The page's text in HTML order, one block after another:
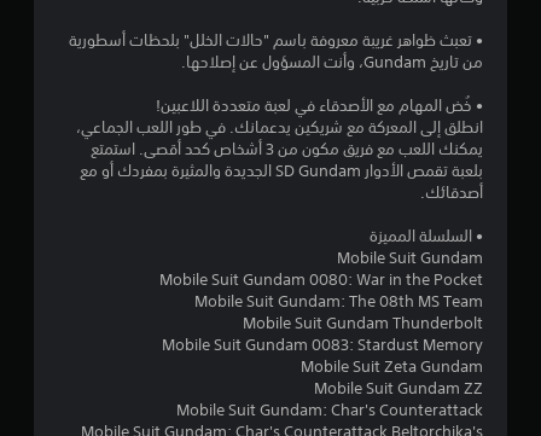
ن
ن
ج
• تعبث ظواهر غريبة معروفة باسم "حالات الخلل" بلحظات أسطورية
من تاريخ Gundam، وأنت المسؤول عن إصلاحها.
• خُض المهام مع الأصدقاء في لعبة متعددة اللاعبين!
انطلق إلى المعركة مع شريكين يدعمانك. في طور اللعب الجماعي،
يمكنك اللعب مع فريق مكون من 3 أشخاص كحد أقصى. استمتع
بلعبة تقمص الأدوار SD Gundam الجديدة والمثيرة بمفردك أو مع
أصدقائك.
• السلسلة المميزة
Mobile Suit Gundam
Mobile Suit Gundam 0080: War in the Pocket
Mobile Suit Gundam: The 08th MS Team
Mobile Suit Gundam Thunderbolt
Mobile Suit Gundam 0083: Stardust Memory
Mobile Suit Zeta Gundam
Mobile Suit Gundam ZZ
Mobile Suit Gundam: Char's Counterattack
Mobile Suit Gundam: Char's Counterattack Beltorchika's